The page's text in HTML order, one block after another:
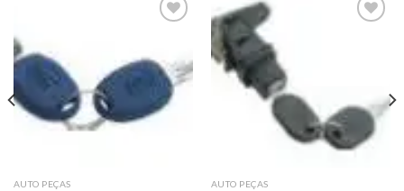
AUTO PEÇAS AUTO PEÇAS